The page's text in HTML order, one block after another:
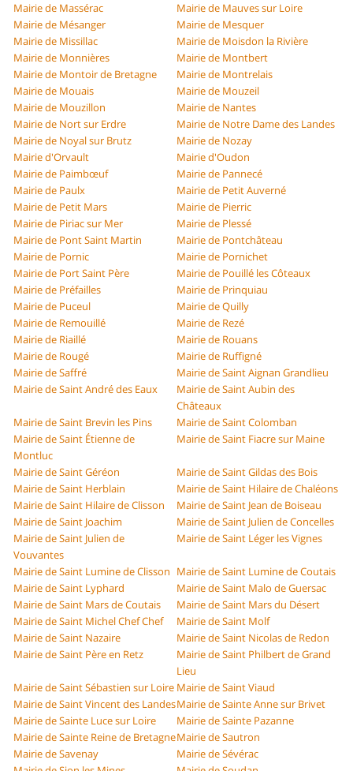
Mairie de Massérac
Mairie de Mauves sur Loire
Mairie de Mésanger
Mairie de Mesquer
Mairie de Missillac
Mairie de Moisdon la Rivière
Mairie de Monnières
Mairie de Montbert
Mairie de Montoir de Bretagne
Mairie de Montrelais
Mairie de Mouais
Mairie de Mouzeil
Mairie de Mouzillon
Mairie de Nantes
Mairie de Nort sur Erdre
Mairie de Notre Dame des Landes
Mairie de Noyal sur Brutz
Mairie de Nozay
Mairie d'Orvault
Mairie d'Oudon
Mairie de Paimbœuf
Mairie de Pannecé
Mairie de Paulx
Mairie de Petit Auverné
Mairie de Petit Mars
Mairie de Pierric
Mairie de Piriac sur Mer
Mairie de Plessé
Mairie de Pont Saint Martin
Mairie de Pontchâteau
Mairie de Pornic
Mairie de Pornichet
Mairie de Port Saint Père
Mairie de Pouillé les Côteaux
Mairie de Préfailles
Mairie de Prinquiau
Mairie de Puceul
Mairie de Quilly
Mairie de Remouillé
Mairie de Rezé
Mairie de Riaillé
Mairie de Rouans
Mairie de Rougé
Mairie de Ruffigné
Mairie de Saffré
Mairie de Saint Aignan Grandlieu
Mairie de Saint André des Eaux
Mairie de Saint Aubin des
Châteaux
Mairie de Saint Brevin les Pins
Mairie de Saint Colomban
Mairie de Saint Étienne de
Montluc
Mairie de Saint Fiacre sur Maine
Mairie de Saint Géréon
Mairie de Saint Gildas des Bois
Mairie de Saint Herblain
Mairie de Saint Hilaire de Chaléons
Mairie de Saint Hilaire de Clisson
Mairie de Saint Jean de Boiseau
Mairie de Saint Joachim
Mairie de Saint Julien de Concelles
Mairie de Saint Julien de
Vouvantes
Mairie de Saint Léger les Vignes
Mairie de Saint Lumine de Clisson Mairie de Saint Lumine de Coutais
Mairie de Saint Lyphard
Mairie de Saint Malo de Guersac
Mairie de Saint Mars de Coutais
Mairie de Saint Mars du Désert
Mairie de Saint Michel Chef Chef
Mairie de Saint Molf
Mairie de Saint Nazaire
Mairie de Saint Nicolas de Redon
Mairie de Saint Père en Retz
Mairie de Saint Philbert de Grand
Lieu
Mairie de Saint Sébastien sur Loire Mairie de Saint Viaud
Mairie de Saint Vincent des LandesMairie de Sainte Anne sur Brivet
Mairie de Sainte Luce sur Loire
Mairie de Sainte Pazanne
Mairie de Sainte Reine de BretagneMairie de Sautron
Mairie de Savenay
Mairie de Sévérac